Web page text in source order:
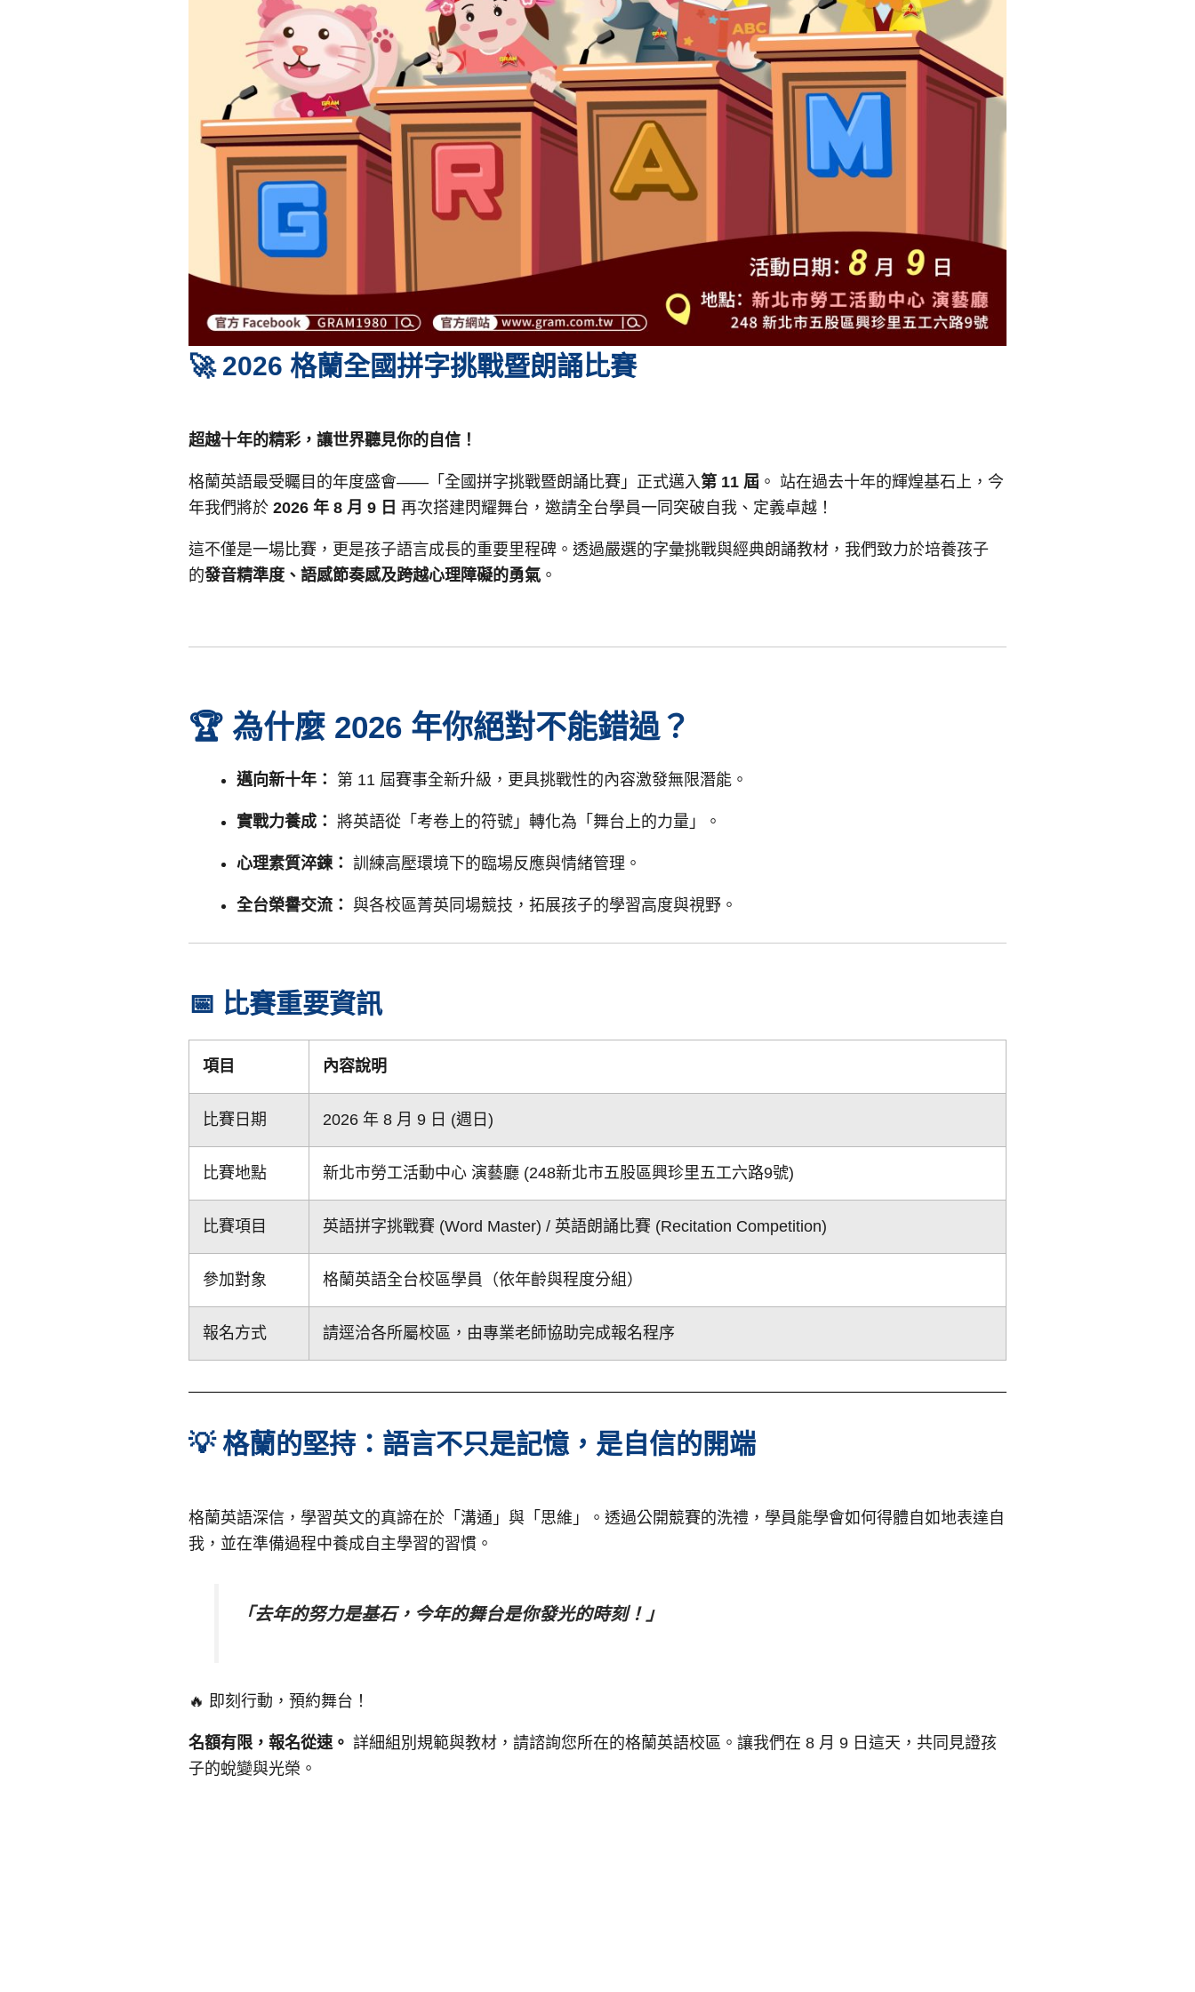
🚀 2026 格蘭全國拼字挑戰暨朗誦比賽
超越十年的精彩，讓世界聽見你的自信！
格蘭英語最受矚目的年度盛會——「全國拼字挑戰暨朗誦比賽」正式邁入第 11 屆 。 站在過去十年的輝煌基石上，今
年我們將於 2026 年 8 月 9 日 再次搭建閃耀舞台，邀請全台學員一同突破自我、定義卓越！
這不僅是一場比賽，更是孩子語言成長的重要里程碑。透過嚴選的字彙挑戰與經典朗誦教材，我們致力於培養孩子
的發音精準度、語感節奏感及跨越心理障礙的勇氣。
🏆 為什麼 2026 年你絕對不能錯過？
邁向新十年： 第 11 屆賽事全新升級，更具挑戰性的內容激發無限潛能。
實戰力養成： 將英語從「考卷上的符號」轉化為「舞台上的力量」。
心理素質淬鍊： 訓練高壓環境下的臨場反應與情緒管理。
全台榮譽交流： 與各校區菁英同場競技，拓展孩子的學習高度與視野。
📅 比賽重要資訊
項目 內容說明
比賽日期 2026 年 8 月 9 日 (週日)
比賽地點 新北市勞工活動中心 演藝廳 (248新北市五股區興珍里五工六路9號)
比賽項目 英語拼字挑戰賽 (Word Master) / 英語朗誦比賽 (Recitation Competition)
參加對象 格蘭英語全台校區學員（依年齡與程度分組）
報名方式 請逕洽各所屬校區，由專業老師協助完成報名程序
💡 格蘭的堅持：語言不只是記憶，是自信的開端
格蘭英語深信，學習英文的真諦在於「溝通」與「思維」。透過公開競賽的洗禮，學員能學會如何得體自如地表達自
我，並在準備過程中養成自主學習的習慣。
「去年的努力是基石，今年的舞台是你發光的時刻！」
🔥 即刻行動，預約舞台！
名額有限，報名從速。 詳細組別規範與教材，請諮詢您所在的格蘭英語校區。讓我們在 8 月 9 日這天，共同見證孩
子的蛻變與光榮。